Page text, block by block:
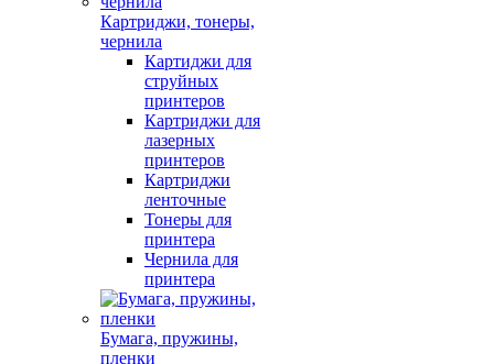
Картриджи, тонеры,
чернила
Картиджи для
струйных
принтеров
Картриджи для
лазерных
принтеров
Картриджи
ленточные
Тонеры для
принтера
Чернила для
принтера
Бумага, пружины,
пленки